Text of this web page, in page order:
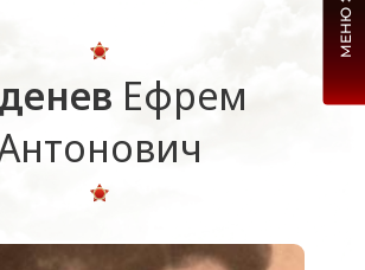
Ефрем
МЕНЮ